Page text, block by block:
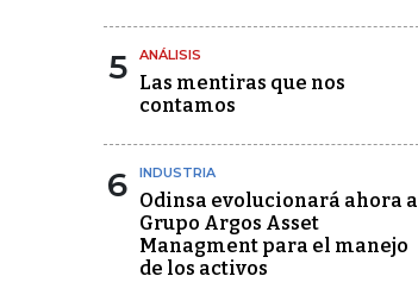
5 ANÁLISIS
Las mentiras que nos
contamos
6 INDUSTRIA
Odinsa evolucionará ahora a
Grupo Argos Asset
Managment para el manejo
de los activos